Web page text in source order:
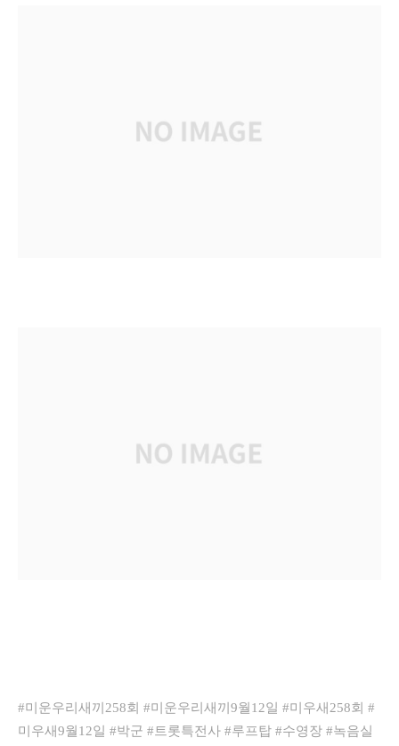
#미운우리새끼258회 #미운우리새끼9월12일 #미우새258회 #
미우새9월12일 #박군 #트롯특전사 #루프탑 #수영장 #녹음실